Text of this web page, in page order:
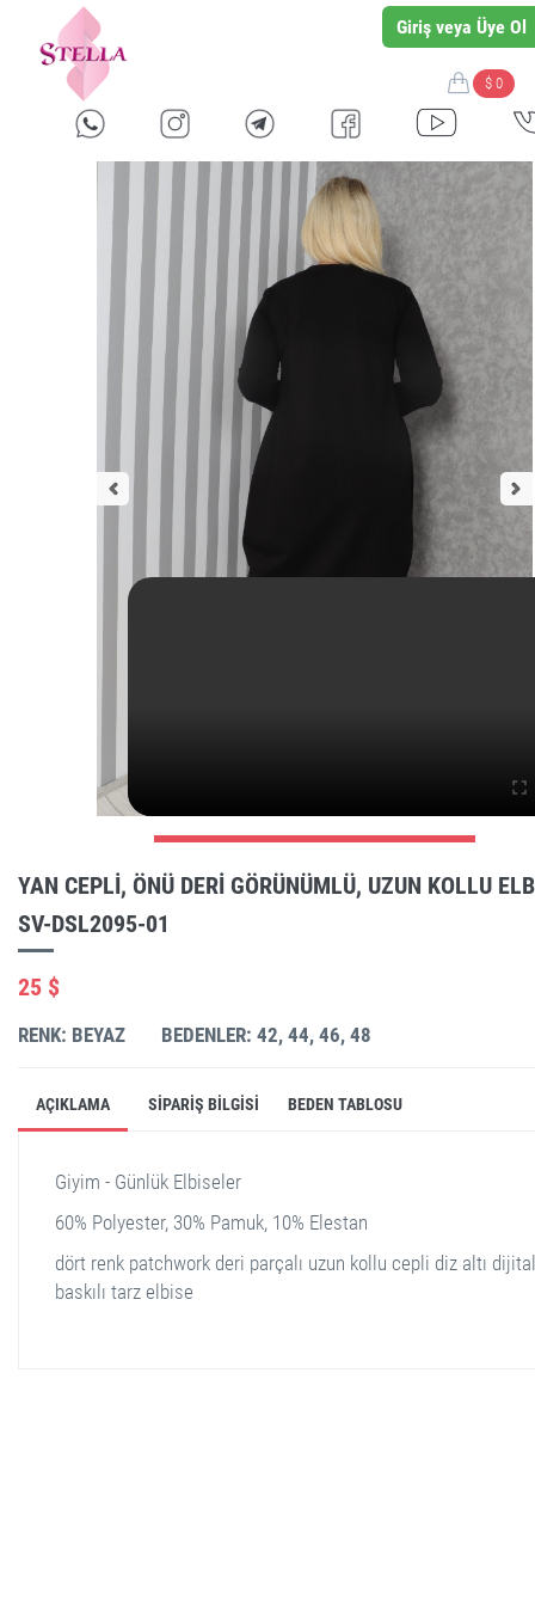
Giriş veya Üye Ol
$ 0
YAN CEPLI, ÖNÜ DERI GÖRÜNÜMLÜ, UZUN KOLLU
SV-DSL2095-01
25 $
RENK: BEYAZ BEDENLER: 42, 44, 46, 48
AÇIKLAMA SIPARIŞ BILGISI BEDEN TABLOSU
Giyim - Günlük Elbiseler
60% Polyester, 30% Pamuk, 10% Elestan
dört renk patchwork deri parçalı uzun kollu cepli diz altı dijital
baskılı tarz elbise